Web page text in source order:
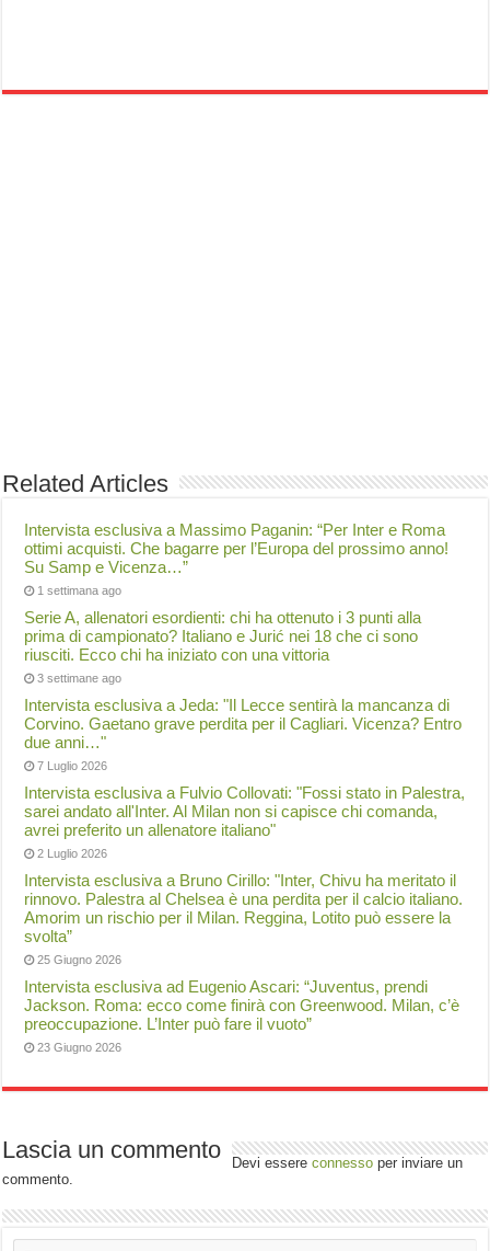
Related Articles
Intervista esclusiva a Massimo Paganin: “Per Inter e Roma
ottimi acquisti. Che bagarre per l’Europa del prossimo anno!
Su Samp e Vicenza…”
1 settimana ago
Serie A, allenatori esordienti: chi ha ottenuto i 3 punti alla
prima di campionato? Italiano e Jurić nei 18 che ci sono
riusciti. Ecco chi ha iniziato con una vittoria
3 settimane ago
Intervista esclusiva a Jeda: "Il Lecce sentirà la mancanza di
Corvino. Gaetano grave perdita per il Cagliari. Vicenza? Entro
due anni…"
7 Luglio 2026
Intervista esclusiva a Fulvio Collovati: "Fossi stato in Palestra,
sarei andato all'Inter. Al Milan non si capisce chi comanda,
avrei preferito un allenatore italiano"
2 Luglio 2026
Intervista esclusiva a Bruno Cirillo: "Inter, Chivu ha meritato il
rinnovo. Palestra al Chelsea è una perdita per il calcio italiano.
Amorim un rischio per il Milan. Reggina, Lotito può essere la
svolta”
25 Giugno 2026
Intervista esclusiva ad Eugenio Ascari: “Juventus, prendi
Jackson. Roma: ecco come finirà con Greenwood. Milan, c’è
preoccupazione. L’Inter può fare il vuoto”
23 Giugno 2026
Lascia un commento Devi essereconnesso per inviare un
commento.